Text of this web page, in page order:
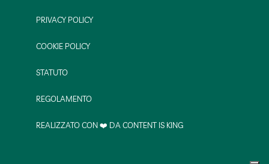
PRIVACY POLICY
COOKIE POLICY
STATUTO
REGOLAMENTO
REALIZZATO CON ❤️ DA CONTENT IS KING